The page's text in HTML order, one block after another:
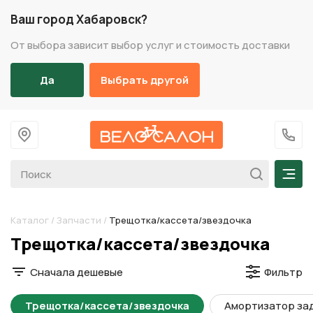
Ваш город Хабаровск?
От выбора зависит выбор услуг и стоимость доставки
Да Выбрать другой
На главную
+7
Каталог / Запчасти / Трещотка/кассета/звездочка
Разделы каталога
Трещотка/кассета/звездочка
Сначала дешевые Фильтр
Амортизатор
Трещотка/кассета/звездочка